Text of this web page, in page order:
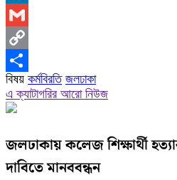
LinkedIn
Gmail
Copy
Link
Share
বিষয় কর্মবিরতি জলঢাকা
এ ক্যাটাগরির আরো নিউজ
জলঢাকায় কলেজ শিক্ষার্থী
দাবিতে মানববন্ধন